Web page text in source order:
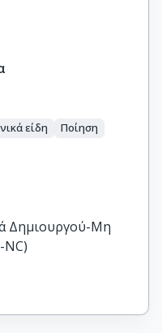
είδη
Ποίηση
Δημιουργού-Μη
NC)